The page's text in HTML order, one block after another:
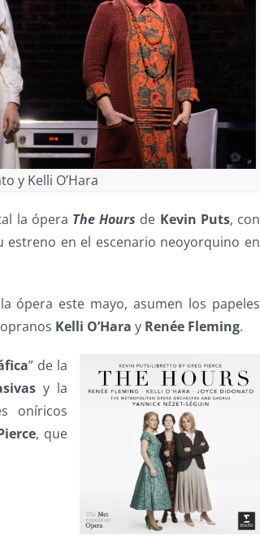
y Kelli O’Hara
la ópera The Hours de Kevin Puts, con
en el escenario neoyorquino en
ópera este mayo, asumen los papeles
Kelli O’Hara y Renée Fleming.
” de la
y la
oníricos
, que